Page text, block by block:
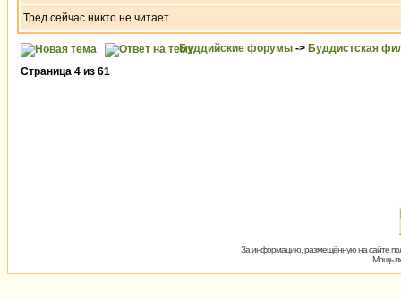
Тред сейчас никто не читает.
Буддийские форумы -> Буддистская
Страница 4 из 61
За информацию, размещённую на сайте
Мощь